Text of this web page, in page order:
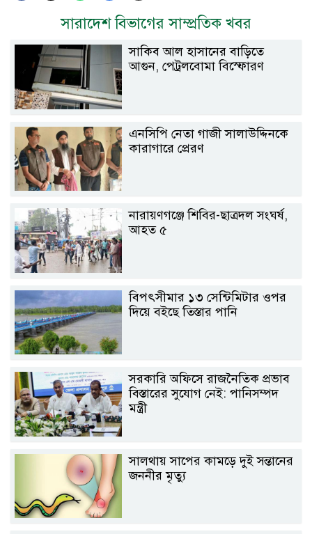
সারাদেশ বিভাগের সাম্প্রতিক খবর
সাকিব আল হাসানের বাড়িতে
আগুন, পেট্রলবোমা বিস্ফোরণ
এনসিপি নেতা গাজী সালাউদ্দিনকে
কারাগারে প্রেরণ
নারায়ণগঞ্জে শিবির-ছাত্রদল সংঘর্ষ,
আহত ৫
বিপৎসীমার ১৩ সেন্টিমিটার ওপর
দিয়ে বইছে তিস্তার পানি
সরকারি অফিসে রাজনৈতিক প্রভাব
বিস্তারের সুযোগ নেই: পানিসম্পদ
মন্ত্রী
সালথায় সাপের কামড়ে দুই সন্তানের
জননীর মৃত্যু